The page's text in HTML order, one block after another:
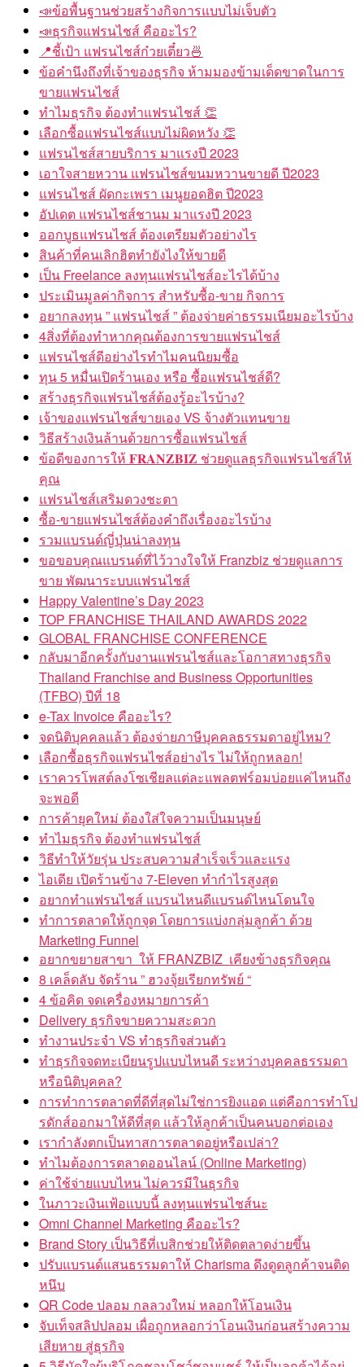
📣ข้อพื้นฐานช่วยสร้างกิจการแบบไม่เจ็บตัว
📣ธุรกิจแฟรนไชส์ คืออะไร?
📍ชี้เป้า แฟรนไชส์ก๋วยเตี๋ยว🍜
ข้อคำนึงถึงที่เจ้าของธุรกิจ ห้ามมองข้ามเด็ดขาดในการ
ขายแฟรนไชส์
ทำไมธุรกิจ ต้องทำแฟรนไชส์ 👏
เลือกซื้อแฟรนไชส์แบบไม่ผิดหวัง 👏
แฟรนไชส์สายบริการ มาแรงปี 2023
เอาใจสายหวาน แฟรนไชส์ขนมหวานขายดี ปี2023
แฟรนไชส์ ผัดกะเพรา เมนูยอดฮิต ปี2023
อัปเดต แฟรนไชส์ชานม มาแรงปี 2023
ออกบูธแฟรนไชส์ ต้องเตรียมตัวอย่างไร
สินค้าที่คนเลิกฮิตทำยังไงให้ขายดี
เป็น Freelance ลงทุนแฟรนไชส์อะไรได้บ้าง
ประเมินมูลค่ากิจการ สำหรับซื้อ-ขาย กิจการ
อยากลงทุน ” แฟรนไชส์ ” ต้องจ่ายค่าธรรมเนียมอะไรบ้าง
4สิ่งที่ต้องทำหากคุณต้องการขายแฟรนไชส์
แฟรนไชส์ดีอย่างไรทำไมคนนิยมซื้อ
ทุน 5 หมื่นเปิดร้านเอง หรือ ซื้อแฟรนไชส์ดี?
สร้างธุรกิจแฟรนไชส์ต้องรู้อะไรบ้าง?
เจ้าของแฟรนไชส์ขายเอง VS จ้างตัวแทนขาย
วิธีสร้างเงินล้านด้วยการซื้อแฟรนไชส์
ข้อดีของการให้ 𝐅𝐑𝐀𝐍𝐙𝐁𝐈𝐙 ช่วยดูแลธุรกิจแฟรนไชส์ให้
คุณ
แฟรนไชส์เสริมดวงชะตา
ซื้อ-ขายแฟรนไชส์ต้องคำถึงเรื่องอะไรบ้าง
รวมแบรนด์ญี่ปุ่นน่าลงทุน
ขอขอบคุณแบรนด์ที่ไว้วางใจให้ Franzbiz ช่วยดูแลการ
ขาย พัฒนาระบบแฟรนไชส์
Happy Valentine’s Day 2023
TOP FRANCHISE THAILAND AWARDS 2022
GLOBAL FRANCHISE CONFERENCE
กลับมาอีกครั้งกับงานแฟรนไชส์และโอกาสทางธุรกิจ
Thailand Franchise and Business Opportunities
(TFBO) ปีที่ 18
e-Tax Invoice คืออะไร?
จดนิติบุคคลแล้ว ต้องจ่ายภาษีบุคคลธรรมดาอยู่ไหม?
เลือกซื้อธุรกิจแฟรนไชส์อย่างไร ไม่ให้ถูกหลอก!
เราควรโพสต์ลงโซเชียลแต่ละแพลตฟร์อมบ่อยแค่ไหนถึง
จะพอดี
การค้ายุคใหม่ ต้องใส่ใจความเป็นมนุษย์
ทำไมธุรกิจ ต้องทำแฟรนไชส์
วิธีทำให้วัยรุ่น ประสบความสำเร็จเร็วและแรง
ไอเดีย เปิดร้านข้าง 7-Eleven ทำกำไรสูงสุด
อยากทำแฟรนไชส์ แบรนไหนดีแบรนด์ไหนโดนใจ
ทำการตลาดให้ถูกจุด โดยการแบ่งกลุ่มลูกค้า ด้วย
Marketing Funnel
อยากขยายสาขา ให้ FRANZBIZ เคียงข้างธุรกิจคุณ
8 เคล็ดลับ จัดร้าน ” ฮวงจุ้ยเรียกทรัพย์ “
4 ข้อคิด จดเครื่องหมายการค้า
Delivery ธุรกิจขายความสะดวก
ทำงานประจำ VS ทำธุรกิจส่วนตัว
ทำธุรกิจจดทะเบียนรูปแบบไหนดี ระหว่างบุคคลธรรมดา
หรือนิติบุคคล?
การทำการตลาดที่ดีที่สุดไม่ใช่การยิงแอด แต่คือการทำโป
รดักส์ออกมาให้ดีที่สุด แล้วให้ลูกค้าเป็นคนบอกต่อเอง
เรากำลังตกเป็นทาสการตลาดอยู่หรือเปล่า?
ทำไมต้องการตลาดออนไลน์ (Online Marketing)
ค่าใช้จ่ายแบบไหน ไม่ควรมีในธุรกิจ
ในภาวะเงินเฟ้อแบบนี้ ลงทุนแฟรนไชส์นะ
Omni Channel Marketing คืออะไร?
Brand Story เป็นวิธีที่เบสิกช่วยให้ติดตลาดง่ายขึ้น
ปรับแบรนด์แสนธรรมดาให้ Charisma ดึงดูดลูกค้าจนติด
หนึบ
QR Code ปลอม กลลวงใหม่ หลอกให้โอนเงิน
จับเท็จสลิปปลอม เผื่อถูกหลอกว่าโอนเงินก่อนสร้างความ
เสียหาย สู่ธุรกิจ